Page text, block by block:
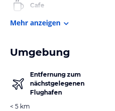
Cafe
Mehr anzeigen
Umgebung
Entfernung zum
nächstgelegenen
Flughafen
< 5 km